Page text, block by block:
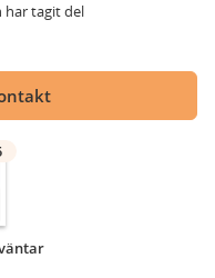
har tagit del